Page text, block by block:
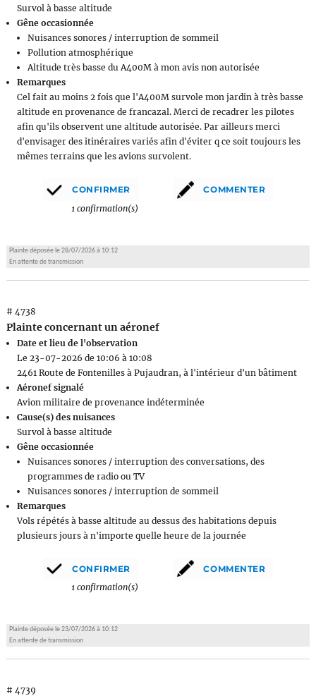
Survol à basse altitude
Gêne occasionnée
Nuisances sonores / interruption de sommeil
Pollution atmosphérique
Altitude très basse du A400M à mon avis non autorisée
Remarques
Cel fait au moins 2 fois que l'A400M survole mon jardin à très basse
altitude en provenance de francazal. Merci de recadrer les pilotes
afin qu'ils observent une altitude autorisée. Par ailleurs merci
d'envisager des itinéraires variés afin d'éviter q ce soit toujours les
mêmes terrains que les avions survolent.
1 confirmation(s)
Plainte déposée le 28/07/2026 à 10:12
En attente de transmission
# 4738
Plainte concernant un aéronef
Date et lieu de l'observation
Le 23-07-2026 de 10:06 à 10:08
2461 Route de Fontenilles à Pujaudran, à l'intérieur d'un bâtiment
Aéronef signalé
Avion militaire de provenance indéterminée
Cause(s) des nuisances
Survol à basse altitude
Gêne occasionnée
Nuisances sonores / interruption des conversations, des
programmes de radio ou TV
Nuisances sonores / interruption de sommeil
Remarques
Vols répétés à basse altitude au dessus des habitations depuis
plusieurs jours à n'importe quelle heure de la journée
1 confirmation(s)
Plainte déposée le 23/07/2026 à 10:12
En attente de transmission
# 4739